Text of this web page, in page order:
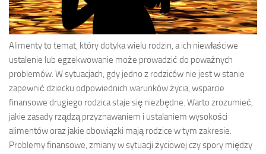
Alimenty to temat, który dotyka wielu rodzin, a ich niewłaściwe
ustalenie lub egzekwowanie może prowadzić do poważnych
problemów. W sytuacjach, gdy jedno z rodziców nie jest w stanie
zapewnić dziecku odpowiednich warunków życia, wsparcie
finansowe drugiego rodzica staje się niezbędne. Warto zrozumieć,
jakie zasady rządzą przyznawaniem i ustalaniem wysokości
alimentów oraz jakie obowiązki mają rodzice w tym zakresie.
Problemy finansowe, zmiany w sytuacji życiowej czy spory między